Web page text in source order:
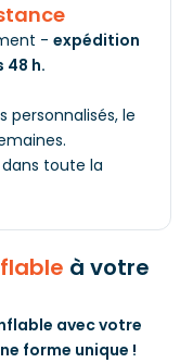
- expédition
48 h.
personnalisés, le
toute la
à votre
avec votre
forme unique !